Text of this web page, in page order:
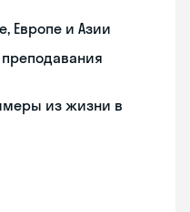
Европе и Азии
преподавания
из жизни в